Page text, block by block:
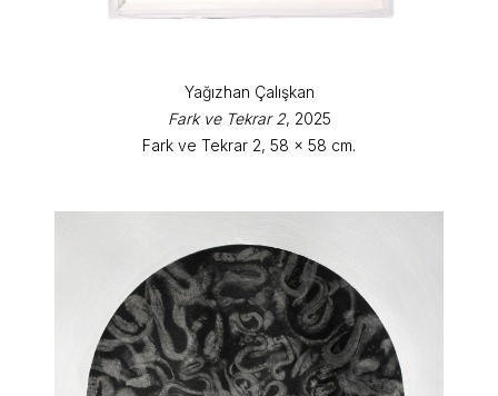
Yağızhan Çalışkan
Fark ve Tekrar 2, 2025
Fark ve Tekrar 2, 58 x 58 cm.